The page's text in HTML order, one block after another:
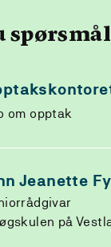
om opptak
Jeanette
på